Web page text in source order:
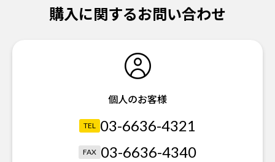
購入に関するお問い合わせ
個人のお客様
TEL 03-6636-4321
FAX 03-6636-4340